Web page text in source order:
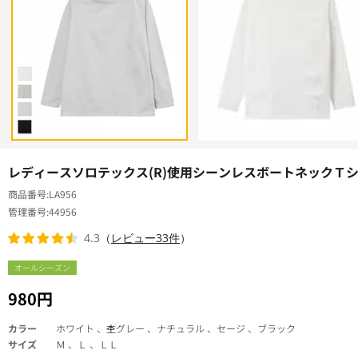
レディースソロテックス(R)使用シーンレスボートネックＴ
オールシーズン
980円
商品番号 LA956
管理番号44956
4.3 （ レビュー33件）
カラー
ホワイト 、杢グレー 、ナチュラル 、セージ 、ブラック
サイズ
Ｍ 、Ｌ 、ＬＬ